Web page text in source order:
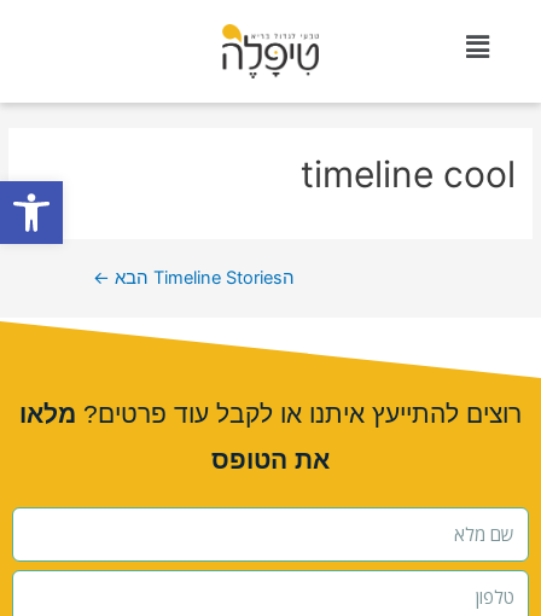
פתח timeline cool
הTimeline Stories הבא ←
רוצים להתייעץ איתנו או לקבל עוד פרטים? מלאו
את הטופס